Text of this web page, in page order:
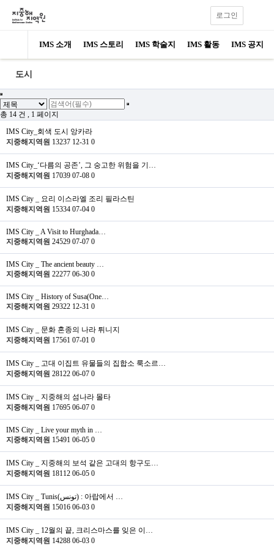
IMS 소개 IMS 스토리 IMS 학술지 IMS 활동 IMS 공지
로그인
도시
총 14 건 , 1 페이지
IMS City_회색 도시 앙카라
지중해지역원 13237 12-31 0
IMS City_‘다름의 공존’, 그 숭고한 위험을 기…
지중해지역원 17039 07-08 0
IMS City _ 요리 이스라엘 조리 필라스틴
지중해지역원 15334 07-04 0
IMS City _ A Visit to Hurghada…
지중해지역원 24529 07-07 0
IMS City _ The ancient beauty …
지중해지역원 22277 06-30 0
IMS City _ History of Susa(One…
지중해지역원 29322 12-31 0
IMS City _ 문화 혼종의 나라 튀니지
지중해지역원 17561 07-01 0
IMS City _ 고대 이집트 유물들의 집합소 룩소르…
지중해지역원 28122 06-07 0
IMS City _ 지중해의 섬나라 몰타
지중해지역원 17695 06-07 0
IMS City _ Live your myth in …
지중해지역원 15491 06-05 0
IMS City _ 지중해의 보석 같은 고대의 항구도…
지중해지역원 18112 06-05 0
IMS City _ Tunis(تونس) : 아랍에서 …
지중해지역원 15016 06-03 0
IMS City _ 12월의 끝, 크리스마스를 잊은 이…
지중해지역원 14288 06-03 0